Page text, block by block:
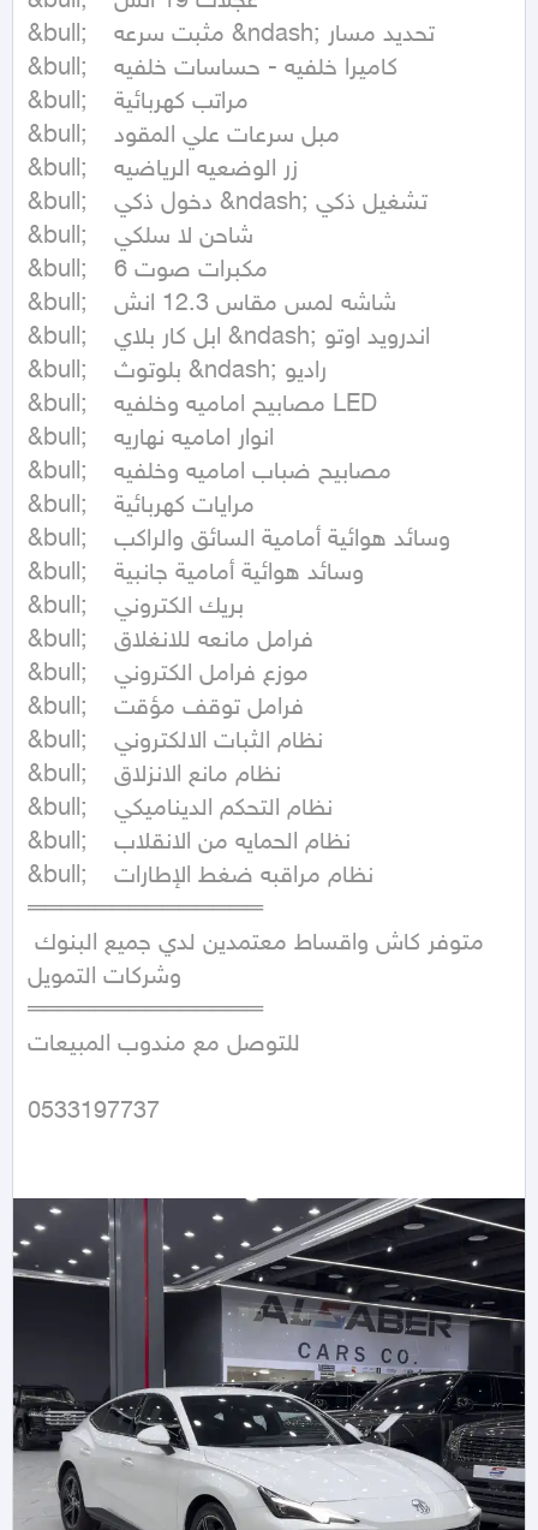
&bull;	مثبت سرعه &ndash; تحديد مسار
&bull;	كاميرا خلفيه - حساسات خلفيه
&bull;	مراتب كهربائية
&bull;	مبل سرعات علي المقود
&bull;	زر الوضعيه الرياضيه
&bull;	دخول ذكي &ndash; تشغيل ذكي
&bull;	شاحن لا سلكي
&bull;	6 مكبرات صوت
&bull;	شاشه لمس مقاس 12.3 انش
&bull;	ابل كار بلاي &ndash; اندرويد اوتو
&bull;	بلوتوث &ndash; راديو
&bull;	مصابيح اماميه وخلفيه LED
&bull;	انوار اماميه نهاريه
&bull;	مصابيح ضباب اماميه وخلفيه
&bull;	مرايات كهربائية
&bull;	وسائد هوائية أمامية السائق والراكب
&bull;	وسائد هوائية أمامية جانبية
&bull;	بريك الكتروني
&bull;	فرامل مانعه للانغلاق
&bull;	موزع فرامل الكتروني
&bull;	فرامل توقف مؤقت
&bull;	نظام الثبات الالكتروني
&bull;	نظام مانع الانزلاق
&bull;	نظام التحكم الديناميكي
&bull;	نظام الحمايه من الانقلاب
&bull;	نظام مراقبه ضغط الإطارات
══════════════
وشركات التمويل
══════════════
للتوصل مع مندوب المبيعات
0533197737